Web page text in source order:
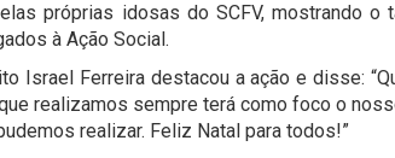
próprias idosas do SCFV, mostrando
à Ação Social.
Israel Ferreira destacou a ação e disse:
realizamos sempre terá como foco o
realizar. Feliz Natal para todos!”